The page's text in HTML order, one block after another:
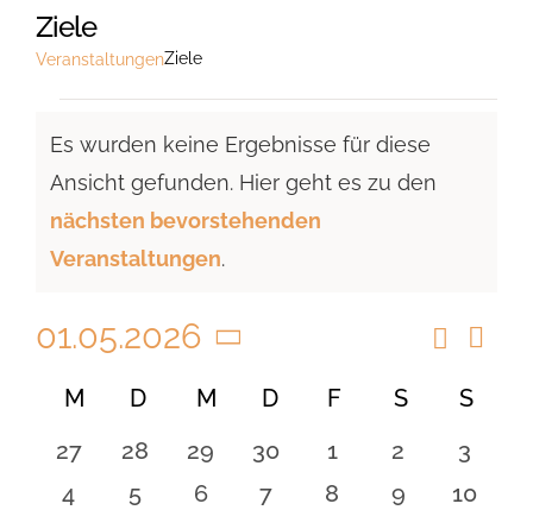
Ziele
VeranstaltungenZiele
Hinweis
Es wurden keine Ergebnisse für diese
Ansicht gefunden. Hier geht es zu den
nächsten bevorstehenden
Veranstaltungen.
Suche
Suche
Monat
01.05.2026
Datum
wählen.
Kalender
von
Veranstaltungen
M MONTAG
D DIENSTAG
M MITTWOCH
D DONNERSTAG
F FREITAG
SSAMSTAG
S
0
Veranstaltungen
27
0
Veranstaltungen
28
0
Veranstaltungen
29
0
Veranstaltungen
30
0
Veranstaltungen
1
0
2
0
3
0
4
0
5
0
6
0
7
0
8
0
9
0
10